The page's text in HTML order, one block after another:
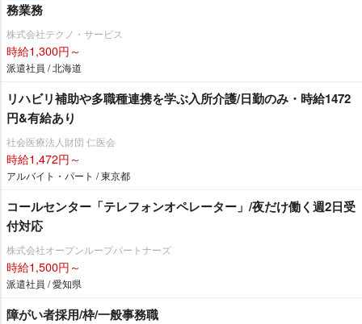
務業務
株式会社テクノ・サービス
時給1,300円～
派遣社員 / 北海道
リハビリ補助や多職種連携を学ぶ入所介護/日勤のみ・時給1472
円&有給あり
社会医療法人財団 仁医会
時給1,472円～
アルバイト・パート / 東京都
コールセンター「テレフォンオペレーター」/夜だけ働く週2日受
付対応
株式会社オープンループパートナーズ
時給1,500円～
派遣社員 / 愛知県
障がい者採用/枠/一般事務職